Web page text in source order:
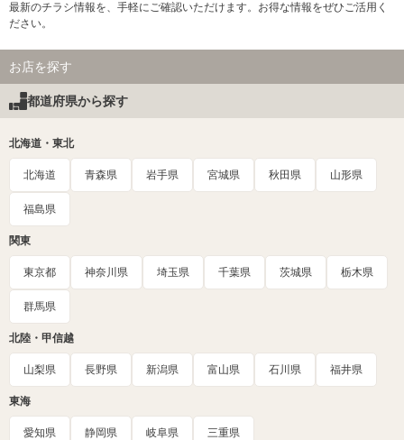
最新のチラシ情報を、手軽にご確認いただけます。お得な情報をぜひご活用く
ださい。
お店を探す
都道府県から探す
北海道・東北
北海道 青森県 岩手県 宮城県 秋田県 山形県
福島県
関東
東京都 神奈川県 埼玉県 千葉県 茨城県 栃木県
群馬県
北陸・甲信越
山梨県 長野県 新潟県 富山県 石川県 福井県
東海
愛知県 静岡県 岐阜県 三重県